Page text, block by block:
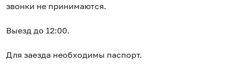
звонки не принимаются.
Выезд до 12:00.
Для заезда необходимы паспорт.